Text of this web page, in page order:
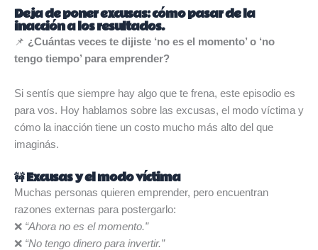
Deja de poner excusas: cómo pasar de la
inacción a los resultados.
📌 ¿Cuántas veces te dijiste ‘no es el momento’ o ‘no
tengo tiempo’ para emprender?
Si sentís que siempre hay algo que te frena, este episodio es
para vos. Hoy hablamos sobre las excusas, el modo víctima y
cómo la inacción tiene un costo mucho más alto del que
imaginás.
🚧 Excusas y el modo víctima
Muchas personas quieren emprender, pero encuentran
razones externas para postergarlo:
❌ “Ahora no es el momento.”
❌ “No tengo dinero para invertir.”